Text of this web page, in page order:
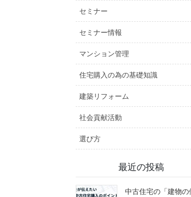
セミナー
セミナー情報
マンション管理
住宅購入の為の基礎知識
建築リフォーム
社会貢献活動
選び方
最近の投稿
中古住宅の「建物の